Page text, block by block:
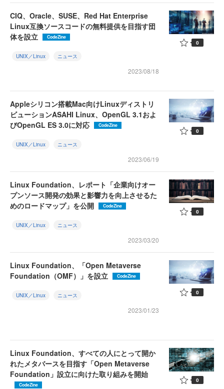
CIQ、Oracle、SUSE、Red Hat Enterprise
Linux互換ソースコードの無料提供を目指す団
体を設立
CodeZine
UNIX／Linux ニュース
2023/08/18
0
Appleシリコン搭載Mac向けLinuxディストリ
ビューションASAHI Linux、OpenGL 3.1およ
びOpenGL ES 3.0に対応
CodeZine
UNIX／Linux ニュース
2023/06/19
0
Linux Foundation、レポート「企業向けオー
プンソース開発の効果と影響力を向上させるた
めのロードマップ」を公開
CodeZine
UNIX／Linux ニュース
2023/03/20
0
Linux Foundation、「Open Metaverse
Foundation（OMF）」を設立
CodeZine
UNIX／Linux ニュース
2023/01/23
0
Linux Foundation、すべての人にとって開か
れたメタバースを目指す「Open Metaverse
Foundation」設立に向けた取り組みを開始
CodeZine
0